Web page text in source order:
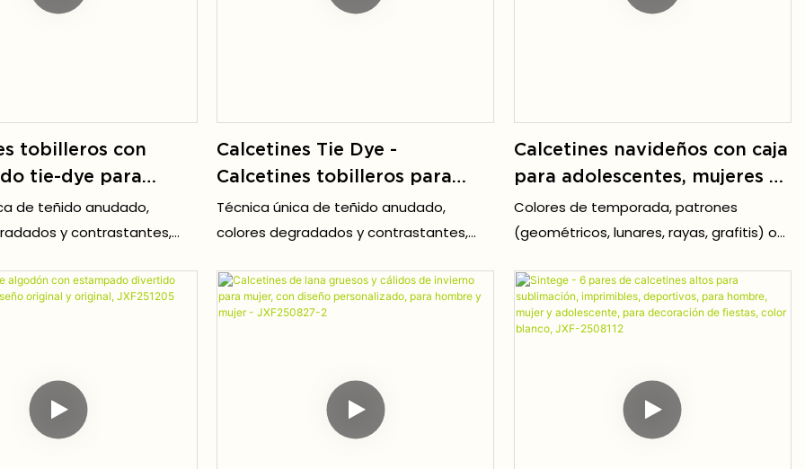
tobilleros con
tie-dye para
JXF251213-2
de teñido anudado,
y contrastantes,
estilo retro o vibraciones
Calcetines Tie Dye -
Calcetines tobilleros para
hombre y mujer, 5 pares,
estampado único, mezcla de
ideal para regalar - JXF251213
Técnica única de teñido anudado,
colores degradados y contrastantes,
ropa urbana, estilo retro o vibraciones
Y2K.
Calcetines navideños con caja
para adolescentes, mujeres y
hombres, regalo JXF25120-1
Colores de temporada, patrones
(geométricos, lunares, rayas, grafitis) o
artistas, marcas de ropa urbana).